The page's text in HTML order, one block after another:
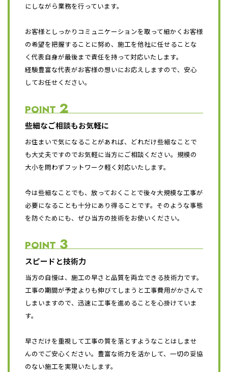
にしながら業務を行っています。
お客様としっかりコミュニケーションを取って細かくお客様
の希望を把握することに努め、施工を他社に任せることな
く代表自身が最後まで責任を持って対応いたします。
経験豊富な代表がお客様の想いにお応えしますので、安心
してお任せください。
POINT 2
些細なご相談もお気軽に
お住まいで気になることがあれば、どれだけ些細なことで
も大丈夫ですのでお気軽に当方にご相談ください。規模の
大小を問わずフットワーク軽く対応いたします。
今は些細なことでも、放っておくことで後々大規模な工事が
必要になることも十分にあり得ることです。そのような事態
を防ぐためにも、ぜひ当方の技術をお使いください。
POINT 3
スピードと技術力
当方の自慢は、施工の早さと品質を両立できる技術力です。
工事の期間が予定よりも伸びてしまうと工事費用がかさんで
しまいますので、迅速に工事を進めることを心掛けていま
す。
早さだけを重視して工事の質を落とすようなことはしませ
んのでご安心ください。豊富な術力を活かして、一切の妥協
のない施工を実現いたします。